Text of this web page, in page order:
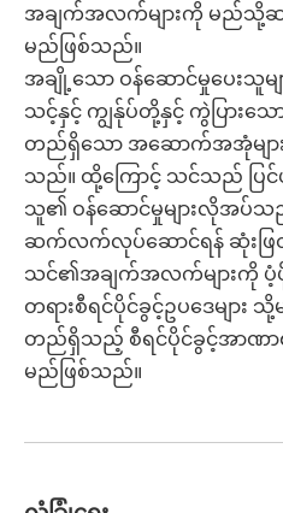
အချက်အလက်များကို မည်သို့
မည်ဖြစ်သည်။
အချို့သော ဝန်ဆောင်မှုပေး
သင့်နှင့် ကျွန်ုပ်တို့နှင့် ကွဲပြားသ
တည်ရှိသော အဆောက်အအုံမျ
သည်။ ထို့ကြောင့် သင်သည် ပြင်
သူ၏ ဝန်ဆောင်မှုများလိုအပ်
ဆက်လက်လုပ်ဆောင်ရန် ဆုံးဖြ
သင်၏အချက်အလက်များကို
တရားစီရင်ပိုင်ခွင့်ဥပဒေများ
တည်ရှိသည့် စီရင်ပိုင်ခွင့်အာဏာ၏
မည်ဖြစ်သည်။